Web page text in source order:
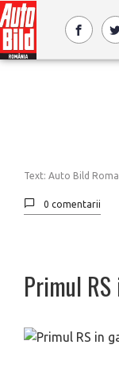
Text: Auto Bild
0 comentarii
Primul